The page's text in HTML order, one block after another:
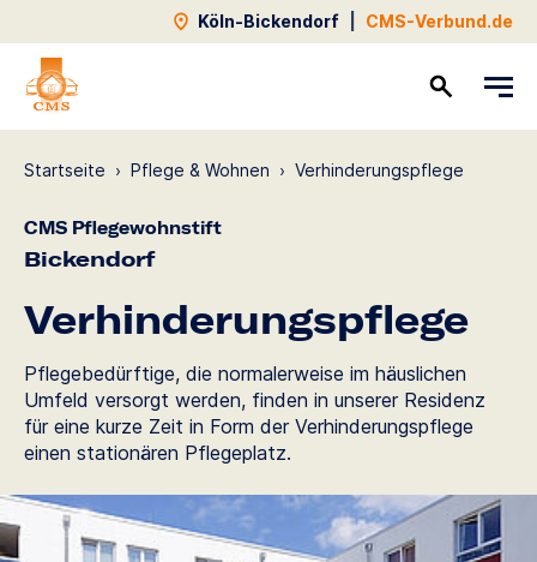
Köln-Bickendorf CMS-Verbund.de
Startseite › Pflege & Wohnen › Verhinde­rungs­pflege
CMS Pflegewohnstift
Bickendorf
Verhinde­rungs­pflege
Pflegebedürftige, die normalerweise im häuslichen
Umfeld versorgt werden, finden in unserer Residenz
für eine kurze Zeit in Form der Verhinderungspflege
einen stationären Pflegeplatz.